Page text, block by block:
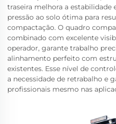
traseira melhora a
pressão ao solo ótima para
compactação. O quadro
combinado com excelente
operador, garante trabalho
alinhamento perfeito com
existentes. Esse nível de
a necessidade de retrabalho e
profissionais mesmo nas